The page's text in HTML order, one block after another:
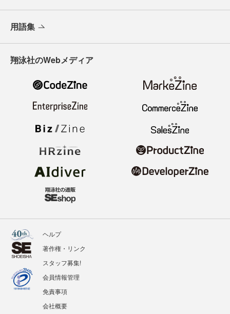
用語集
翔泳社のWebメディア
ヘルプ
著作権・リンク
スタッフ募集!
会員情報管理
免責事項
会社概要